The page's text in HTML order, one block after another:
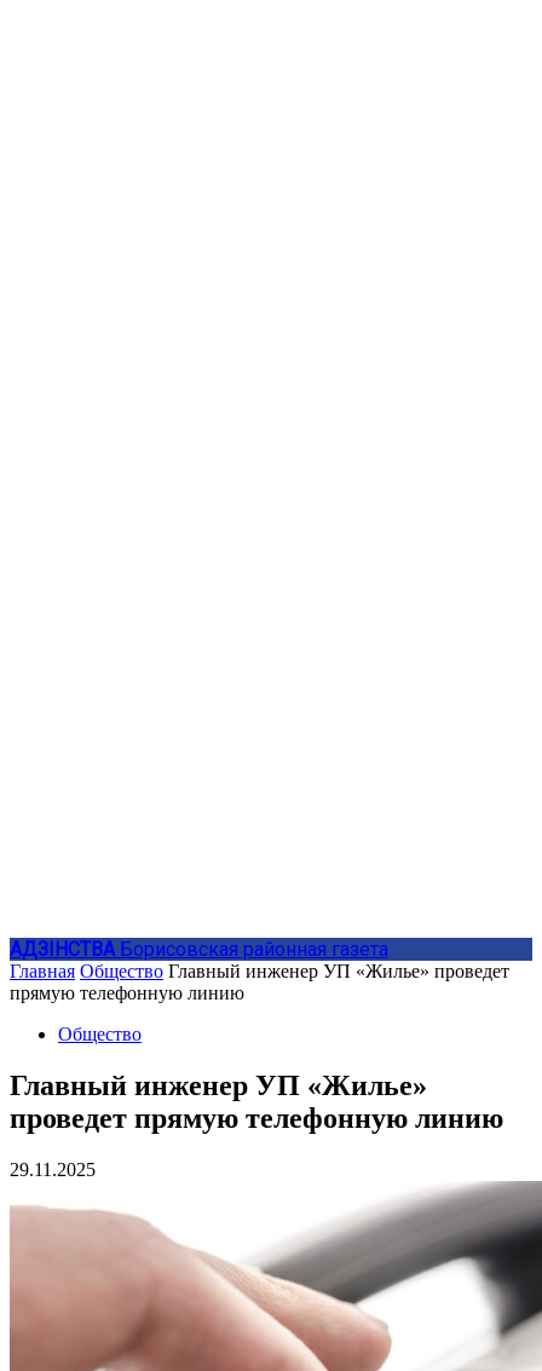
АДЗIНСТВА Борисовская районная газета
Главная Общество Главный инженер УП «Жилье» проведет
прямую телефонную линию
Общество
Главный инженер УП «Жилье»
проведет прямую телефонную линию
29.11.2025